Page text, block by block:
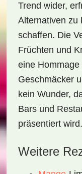
Trend wider,
Alternativen zu
schaffen. Die
Früchten und
eine
Geschmäcker
kein Wunder,
Bars und
präsentiert wird.
Weitere